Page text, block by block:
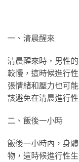
一、清晨醒來
清晨醒來時，男性
較慢，這時候進行
張情緒和壓力也可
該避免在清晨進行
二、飯後一小時
飯後一小時內，身
物，這時候進行性